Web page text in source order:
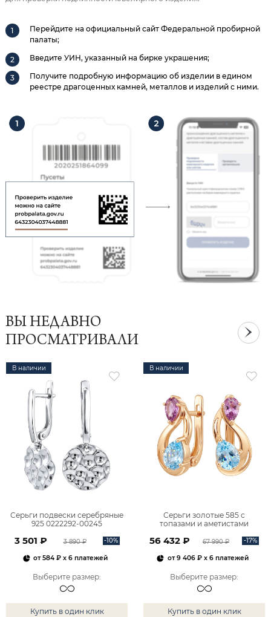
Перейдите на официальный сайт Федеральной пробирной
палаты;
Введите УИН, указанный на бирке украшения;
Получите подробную информацию об изделии в едином
реестре драгоценных камней, металлов и изделий с ними.
ВЫ НЕДАВНО
ПРОСМАТРИВАЛИ
В наличии
Серьги подвески серебряные
925 0222292-00245
3 501 ₽ 3 890 ₽ -10%
от584 ₽ x 6 платежей
Выберите размер:
Купить в один клик
В наличии
Серьги золотые 585 с
топазами и аметистами
56 432 ₽ 67 990 ₽ -17%
от9 406 ₽x 6 платежей
Выберите размер:
Купить в один клик